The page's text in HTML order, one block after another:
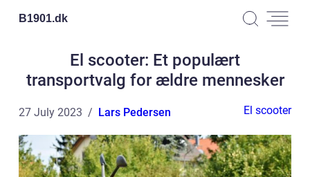
B1901.dk
El scooter: Et populært
transportvalg for ældre mennesker
27 July 2023 Lars Pedersen El scooter